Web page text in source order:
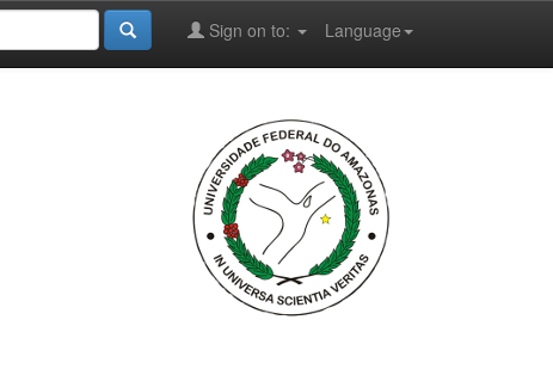
Language
Sign on to: